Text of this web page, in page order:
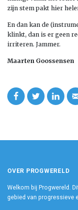
zijn stem pakt hier
En dan kan de
klinkt, dan is er geen
irriteren. Jammer.
Maarten Goossensen
OVER PROGWERELD
Welkom bij Progwereld.
gebied van progressieve